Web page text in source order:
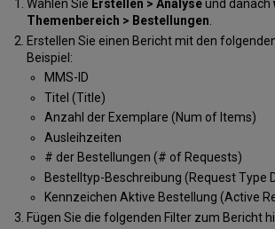
Wählen Sie Erstellen > Analyseund danach
Themenbereich > Bestellungen
Erstellen Sie einen Bericht mit den
Beispiel:
MMS-ID
Titel (Title)
Anzahl der Exemplare (Num of Items)
Ausleihzeiten
# der Bestellungen (# of Requests)
Bestelltyp-Beschreibung (Request Type
Kennzeichen Aktive Bestellung (Active
Fügen Sie die folgenden Filter zum Bericht